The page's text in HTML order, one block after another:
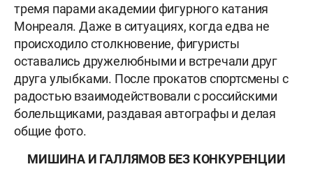
тремя парами академии фигурного катания
Монреаля. Даже в ситуациях, когда едва не
происходило столкновение, фигуристы
оставались дружелюбными и встречали друг
друга улыбками. После прокатов спортсмены с
радостью взаимодействовали с российскими
болельщиками, раздавая автографы и делая
общие фото.
МИШИНА И ГАЛЛЯМОВ БЕЗ КОНКУРЕНЦИИ